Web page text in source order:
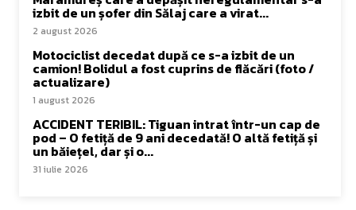
izbit de un șofer din Sălaj care a virat...
2 august 2026
Motociclist decedat după ce s-a izbit de un
camion! Bolidul a fost cuprins de flăcări (foto /
actualizare)
1 august 2026
ACCIDENT TERIBIL: Tiguan intrat într-un cap de
pod – O fetiță de 9 ani decedată! O altă fetiță și
un băiețel, dar și o...
31 iulie 2026